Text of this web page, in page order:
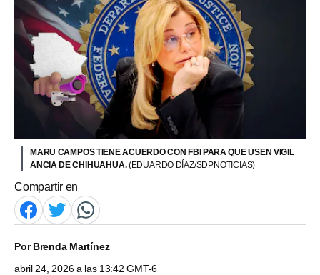
MARU CAMPOS TIENE ACUERDO CON FBI PARA QUE USEN VIGIL
ANCIA DE CHIHUAHUA.(EDUARDO DÍAZ/SDPNOTICIAS)
Compartir en
PorBrenda Martínez
abril 24, 2026 a las 13:42 GMT-6